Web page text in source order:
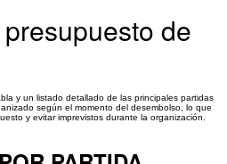
de
y un listado detallado de las principales partidas
según el momento del desembolso, lo que
y evitar imprevistos durante la organización.